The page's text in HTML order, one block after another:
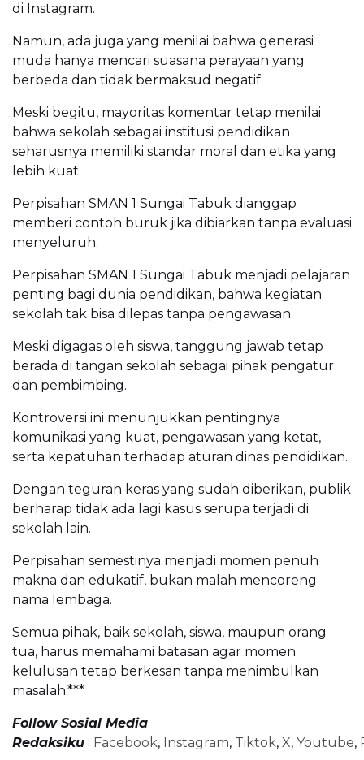
di Instagram.
Namun, ada juga yang menilai bahwa generasi
muda hanya mencari suasana perayaan yang
berbeda dan tidak bermaksud negatif.
Meski begitu, mayoritas komentar tetap menilai
bahwa sekolah sebagai institusi pendidikan
seharusnya memiliki standar moral dan etika yang
lebih kuat.
Perpisahan SMAN 1 Sungai Tabuk dianggap
memberi contoh buruk jika dibiarkan tanpa evaluasi
menyeluruh.
Perpisahan SMAN 1 Sungai Tabuk menjadi pelajaran
penting bagi dunia pendidikan, bahwa kegiatan
sekolah tak bisa dilepas tanpa pengawasan.
Meski digagas oleh siswa, tanggung jawab tetap
berada di tangan sekolah sebagai pihak pengatur
dan pembimbing.
Kontroversi ini menunjukkan pentingnya
komunikasi yang kuat, pengawasan yang ketat,
serta kepatuhan terhadap aturan dinas pendidikan.
Dengan teguran keras yang sudah diberikan, publik
berharap tidak ada lagi kasus serupa terjadi di
sekolah lain.
Perpisahan semestinya menjadi momen penuh
makna dan edukatif, bukan malah mencoreng
nama lembaga.
Semua pihak, baik sekolah, siswa, maupun orang
tua, harus memahami batasan agar momen
kelulusan tetap berkesan tanpa menimbulkan
masalah.***
Follow Sosial Media
Redaksiku : Facebook, Instagram, Tiktok, X, Youtube,